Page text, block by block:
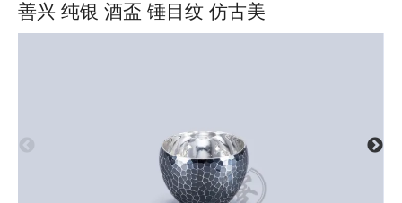
善兴 纯银 酒盃 锤目纹 仿古美